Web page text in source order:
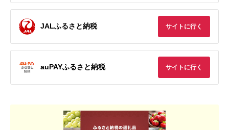
JALふるさと納税 サイトに行く
auPAYふるさと納税 サイトに行く